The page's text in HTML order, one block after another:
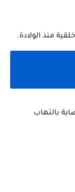
منذ الولادة.
بالتهاب